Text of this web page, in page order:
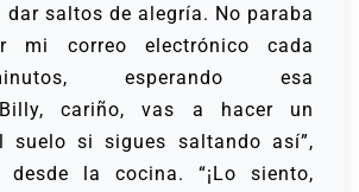
dar saltos de alegría. No paraba
mi correo electrónico cada
esperando esa
cariño, vas a hacer un
suelo si sigues saltando así”,
desde la cocina. “¡Lo siento,